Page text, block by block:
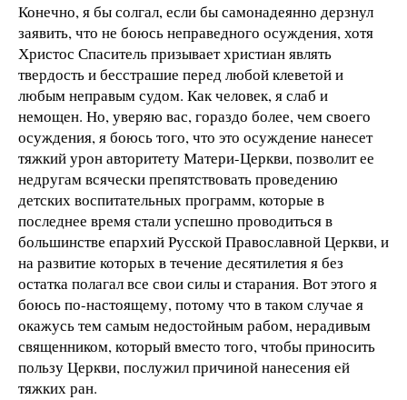
Конечно, я бы солгал, если бы самонадеянно дерзнул
заявить, что не боюсь неправедного осуждения, хотя
Христос Спаситель призывает христиан являть
твердость и бесстрашие перед любой клеветой и
любым неправым судом. Как человек, я слаб и
немощен. Но, уверяю вас, гораздо более, чем своего
осуждения, я боюсь того, что это осуждение нанесет
тяжкий урон авторитету Матери-Церкви, позволит ее
недругам всячески препятствовать проведению
детских воспитательных программ, которые в
последнее время стали успешно проводиться в
большинстве епархий Русской Православной Церкви, и
на развитие которых в течение десятилетия я без
остатка полагал все свои силы и старания. Вот этого я
боюсь по-настоящему, потому что в таком случае я
окажусь тем самым недостойным рабом, нерадивым
священником, который вместо того, чтобы приносить
пользу Церкви, послужил причиной нанесения ей
тяжких ран.